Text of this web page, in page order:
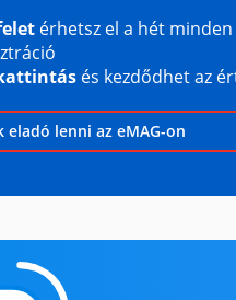
érhetsz el a hét
és kezdődhet az
eladó lenni az eMAG-on